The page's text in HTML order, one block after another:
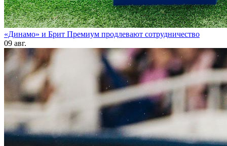
«Динамо» и Брит Премиум продлевают сотрудничество
09 авг.